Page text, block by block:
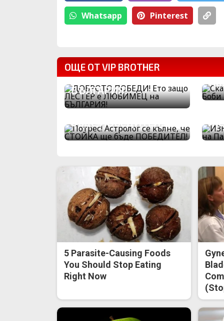
Whatsapp Pinterest
ОЩЕ ОТ VIP BROTHER
Ето защо ЛЕСТЕР е
ЛЮБИМЕЦ на
БЪЛГАРИЯ!
Потрес! Астролог се
кълне, че СТОЙКА ще
бъде ПОБЕДИТЕЛ!
5 Parasite-Causing Foods
You Should Stop Eating
Right Now